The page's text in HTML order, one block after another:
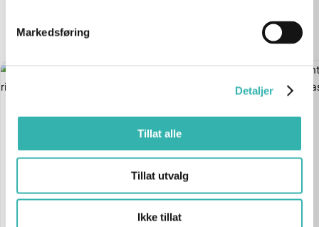
Markedsføring
Detaljer
Tillat alle
Tillat utvalg
Ikke tillat